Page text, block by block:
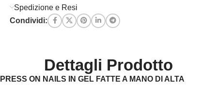
Spedizione e Resi
Condividi:
Dettagli Prodotto
PRESS ON NAILS IN GEL FATTE A MANO DI ALTA